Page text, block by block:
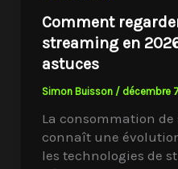
Comment
streaming en
astuces
Simon Buisson / décembre
La consommation de
connaît une
les technologies de